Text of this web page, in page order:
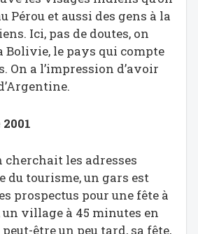
Pérou et aussi des gens à la
Ici, pas de doutes, on
Bolivie, le pays qui compte
On a l’impression d’avoir
cherchait les adresses
du tourisme, un gars est
prospectus pour une fête à
un village à 45 minutes en
être un peu tard, sa fête,